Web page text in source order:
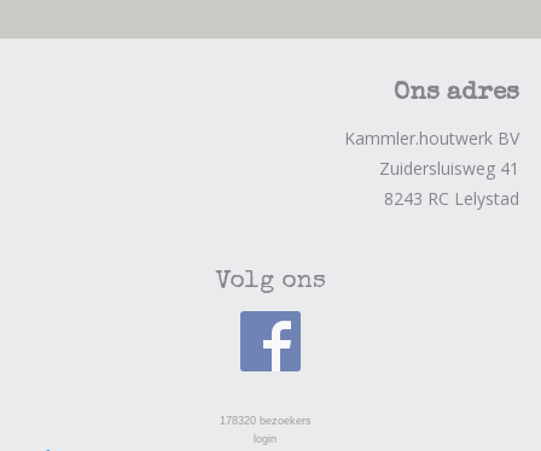
Volg ons
Ons adres
Kammler.houtwerk BV
Zuidersluisweg 41
8243 RC Lelystad
178320bezoekers
login